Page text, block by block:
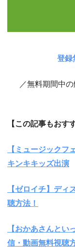
登録
／無料期間中
【この記事もおす
【ミュージックフ
キンキキッズ出演
【ゼロイチ】ディ
聴方法！
【おかあさんとい
信・動画無料視聴